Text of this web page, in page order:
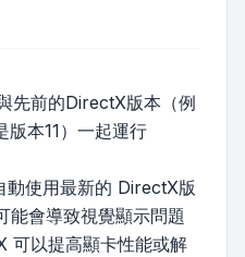
先前的DirectX版本（例
本11）一起運行
使用最新的 DirectX版
能會導致視覺顯示問題
可以提高顯卡性能或解